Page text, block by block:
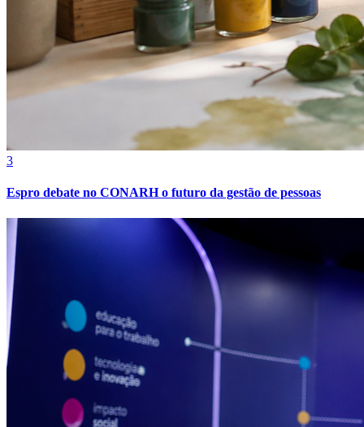
Internacional
3
Espro debate no CONARH o futuro da gestão de pessoas